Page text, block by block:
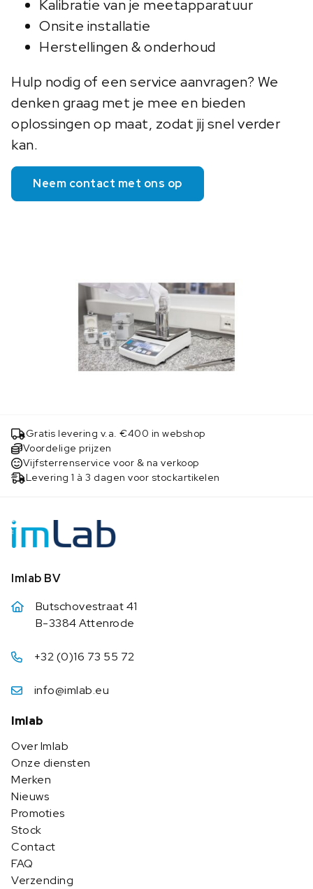
Kalibratie van je meetapparatuur
Onsite installatie
Herstellingen & onderhoud
Hulp nodig of een service aanvragen? We
denken graag met je mee en bieden
oplossingen op maat, zodat jij snel verder
kan.
Neem contact met ons op
Gratis levering v.a. €400 in webshop
Voordelige prijzen
Vijfsterrenservice voor & na verkoop
Levering 1 à 3 dagen voor stockartikelen
Imlab BV
Butschovestraat 41
B-3384 Attenrode
+32 (0)16 73 55 72
info@imlab.eu
Imlab
Over Imlab
Onze diensten
Merken
Nieuws
Promoties
Stock
Contact
FAQ
Verzending